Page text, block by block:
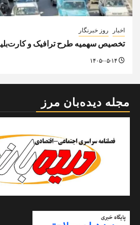
اخبار روز خبرنگار
تخصیص سهمیه طرح ترافیک و
مجله دیده‌بان مرز